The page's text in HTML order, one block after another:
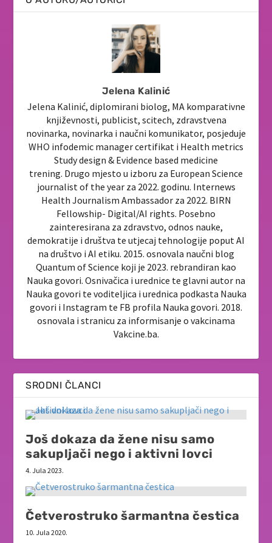
Jelena Kalinić
Jelena Kalinić, diplomirani biolog, MA komparativne
književnosti, publicist, scitech, zdravstvena
novinarka, novinarka i naučni komunikator, posjeduje
WHO infodemic manager certifikat i Health metrics
Study design & Evidence based medicine
trening. Drugo mjesto u izboru za European Science
journalist of the year za 2022. godinu. Internews
Health Journalism Ambassador za 2022. BIRN
Fellowship- Digital/AI rights. Posebno
zainteresirana za zdravstvo, odnos nauke,
demokratije i društva te utjecaj tehnologije poput AI
na društvo i AI etiku. 2015. osnovala naučni blog
Quantum of Science koji je 2023. rebrandiran kao
Nauka govori. Osnivačica i urednice te glavni autor na
Nauka govori te voditeljica i urednica podkasta Nauka
govori i Instagram te FB profila Nauka govori. 2018.
osnovala i stranicu za informisanje o vakcinama
Vakcine.ba.
SRODNI ČLANCI
Još dokaza da žene nisu samo
sakupljači nego i aktivni lovci
4. Jula 2023.
Četverostruko šarmantna čestica
10. Jula 2020.